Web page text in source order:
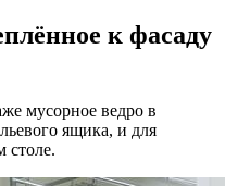
к фасаду
мусорное ведро в
ящика, и для
столе.